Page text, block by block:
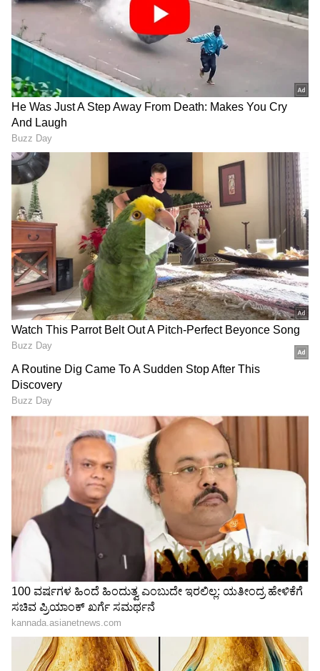
Image Credit : Pixabay/Boris Kjaev
ಭರ್ಜರಿ ಬ್ಯಾಂಕ್ ಆಫರ್‌ಗಳು.. ಕ್ಯಾಶ್‌ಬ್ಯಾಕ್ ಧಮಾಕಾ
ಈ ಸೇಲ್‌ನಲ್ಲಿ ಕೇವಲ ಫೋನ್ ಬೆಲೆ ಅಷ್ಟೇ ಕಡಿಮೆಯಾಗಿಲ್ಲ,
ಹೆಚ್ಚುವರಿ ಪ್ರಯೋಜನಗಳೂ ಸಾಕಷ್ಟಿವೆ. ನೀವು ಕನಿಷ್ಠ ರೂ.
2,500ಕ್ಕಿಂತ ಹೆಚ್ಚು ಶಾಪಿಂಗ್ ಮಾಡಿದರೆ, ರೂ. 150 ಫ್ಲಾಟ್
ಕ್ಯಾಶ್‌ಬ್ಯಾಕ್ ಪಡೆಯಬಹುದು. ಒಂದು ವೇಳೆ ನೀವು HDFC
ಬ್ಯಾಂಕ್ ಕ್ರೆಡಿಟ್ ಕಾರ್ಡ್ ಬಳಸುತ್ತಿದ್ದರೆ, ನಿಮಗೆ ತಕ್ಷಣವೇ
10% ರಿಯಾಯಿತಿ ಸಿಗುತ್ತದೆ. ಇದು ಸುಲಭ EMI
ವಹಿವಾಟುಗಳಿಗೂ ಅನ್ವಯಿಸುತ್ತದೆ. ಇನ್ನು ಎಕ್ಸ್‌ಚೇಂಜ್
ಆಫರ್‌ಗಳು ಮತ್ತು ನೋ ಕಾಸ್ಟ್ ಇಎಂಐ ಸೌಲಭ್ಯಗಳು ಇದ್ದೇ
ಇವೆ.